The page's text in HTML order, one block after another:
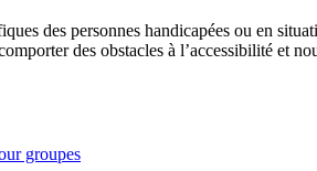
des personnes handicapées ou en
des obstacles à l’accessibilité et
groupes